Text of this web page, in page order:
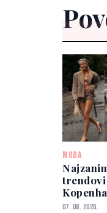
MODA
07. 08. 2026.